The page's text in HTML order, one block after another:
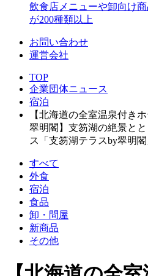
飲食店メニューや卸向け
が200種類以上
お問い合わせ
運営会社
TOP
企業団体ニュース
宿泊
【北海道の全室温泉付き
翠明閣】支笏湖の絶景と
ス「支笏湖テラスby翠明
すべて
外食
宿泊
食品
卸・問屋
新商品
その他